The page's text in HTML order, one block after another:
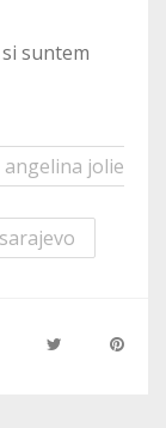
suntem
angelina jolie
sarajevo